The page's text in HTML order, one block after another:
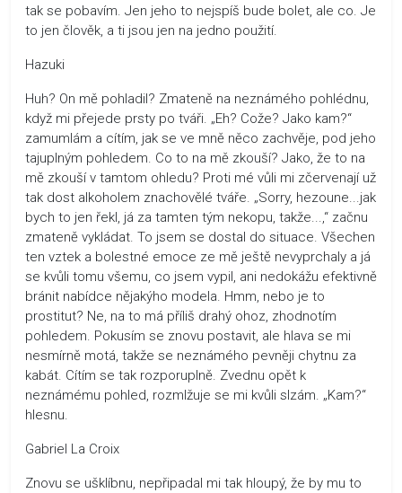
tak se pobavím. Jen jeho to nejspíš bude bolet, ale co. Je
to jen člověk, a ti jsou jen na jedno použití.
Hazuki
Huh? On mě pohladil? Zmateně na neznámého pohlédnu,
když mi přejede prsty po tváři. „Eh? Cože? Jako kam?“
zamumlám a cítím, jak se ve mně něco zachvěje, pod jeho
tajuplným pohledem. Co to na mě zkouší? Jako, že to na
mě zkouší v tamtom ohledu? Proti mé vůli mi zčervenají už
tak dost alkoholem znachovělé tváře. „Sorry, hezoune...jak
bych to jen řekl, já za tamten tým nekopu, takže...,“ začnu
zmateně vykládat. To jsem se dostal do situace. Všechen
ten vztek a bolestné emoce ze mě ještě nevyprchaly a já
se kvůli tomu všemu, co jsem vypil, ani nedokážu efektivně
bránit nabídce nějakýho modela. Hmm, nebo je to
prostitut? Ne, na to má příliš drahý ohoz, zhodnotím
pohledem. Pokusím se znovu postavit, ale hlava se mi
nesmírně motá, takže se neznámého pevněji chytnu za
kabát. Cítím se tak rozporuplně. Zvednu opět k
neznámému pohled, rozmlžuje se mi kvůli slzám. „Kam?“
hlesnu.
Gabriel La Croix
Znovu se ušklíbnu, nepřipadal mi tak hloupý, že by mu to